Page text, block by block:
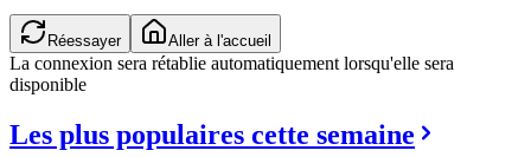
Réessayer Aller à l'accueil
La connexion sera rétablie automatiquement lorsqu'elle sera
disponible
Les plus populaires cette semaine